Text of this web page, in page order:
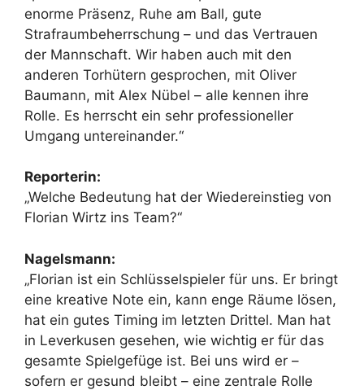
enorme Präsenz, Ruhe am Ball, gute
Strafraumbeherrschung – und das Vertrauen
der Mannschaft. Wir haben auch mit den
anderen Torhütern gesprochen, mit Oliver
Baumann, mit Alex Nübel – alle kennen ihre
Rolle. Es herrscht ein sehr professioneller
Umgang untereinander.“
Reporterin:
„Welche Bedeutung hat der Wiedereinstieg von
Florian Wirtz ins Team?“
Nagelsmann:
„Florian ist ein Schlüsselspieler für uns. Er bringt
eine kreative Note ein, kann enge Räume lösen,
hat ein gutes Timing im letzten Drittel. Man hat
in Leverkusen gesehen, wie wichtig er für das
gesamte Spielgefüge ist. Bei uns wird er –
sofern er gesund bleibt – eine zentrale Rolle